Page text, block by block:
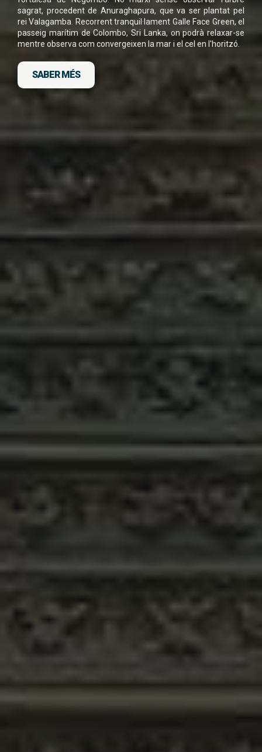
sagrat, procedent de Anuraghapura, que va ser plantat pel
rei Valagamba. Recorrent tranquil·lament Galle Face Green, el
passeig marítim de Colombo, Sri Lanka, on podrà relaxar-se
mentre observa com convergeixen la mar i el cel en l'horitzó.
SABER MÉS
He llegit i accepto laPolítica de Privacitat*